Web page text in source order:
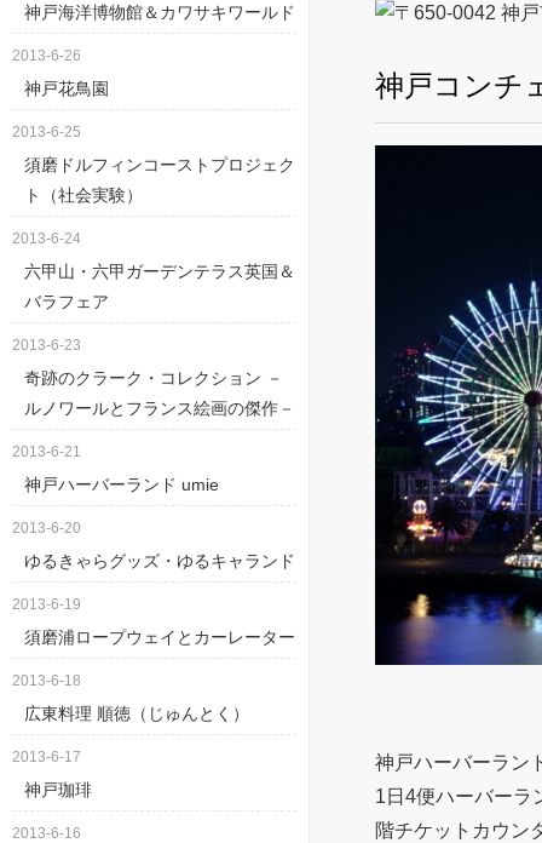
神戸コンチ
神戸ハーバーラン
1日4便ハーバーラ
階チケットカウン
神戸海洋博物館＆カワサキワールド
2013-6-26
神戸花鳥園
2013-6-25
須磨ドルフィンコーストプロジェク
ト（社会実験）
2013-6-24
六甲山・六甲ガーデンテラス英国＆
バラフェア
2013-6-23
奇跡のクラーク・コレクション －
ルノワールとフランス絵画の傑作－
2013-6-21
神戸ハーバーランド umie
2013-6-20
ゆるきゃらグッズ・ゆるキャランド
2013-6-19
須磨浦ロープウェイとカーレーター
2013-6-18
広東料理 順徳（じゅんとく）
2013-6-17
神戸珈琲
2013-6-16